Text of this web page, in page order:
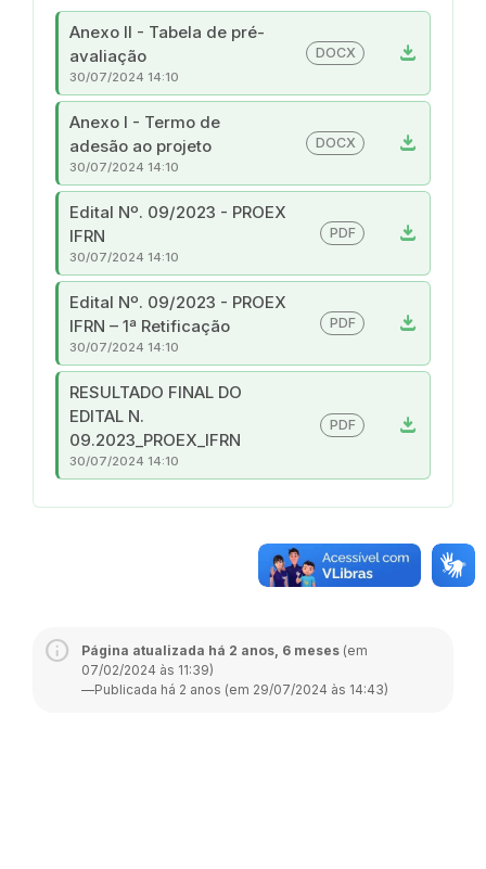
Anexo II - Tabela de pré-
avaliação
download
DOCX
30/07/2024 14:10
Anexo I - Termo de
adesão ao projeto
download
DOCX
30/07/2024 14:10
Edital Nº. 09/2023 - PROEX
IFRN
download
PDF
30/07/2024 14:10
Edital Nº. 09/2023 - PROEX
IFRN – 1ª Retificação
download
PDF
30/07/2024 14:10
RESULTADO FINAL DO
EDITAL N.
09.2023_PROEX_IFRN
download
PDF
30/07/2024 14:10
Página atualizada há 2 anos, 6 meses (em
07/02/2024 às 11:39)
—Publicada há 2 anos (em 29/07/2024 às 14:43)